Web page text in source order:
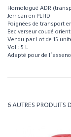
Homologué ADR
Jerrican en PEHD
Poignées de transport
Bec verseur coudé
Vendu par Lot de 15
Vol : 5 L
Adapté pour de
6 AUTRES PRODUITS